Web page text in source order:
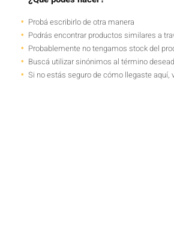
Probá escribirlo de otra manera
Podrás encontrar productos similares a
Probablemente no tengamos stock del
Buscá utilizar sinónimos al término
Si no estás seguro de cómo llegaste aquí,